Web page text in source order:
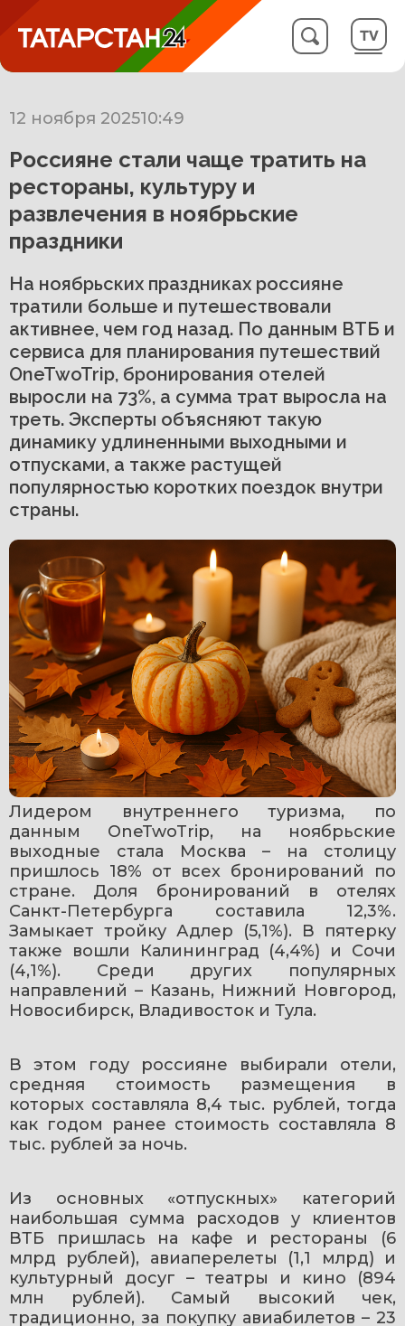
12 ноября 202510:49
Россияне стали чаще тратить на
рестораны, культуру и
развлечения в ноябрьские
праздники
На ноябрьских праздниках россияне
тратили больше и путешествовали
активнее, чем год назад. По данным ВТБ и
сервиса для планирования путешествий
OneTwoTrip, бронирования отелей
выросли на 73%, а сумма трат выросла на
треть. Эксперты объясняют такую
динамику удлиненными выходными и
отпусками, а также растущей
популярностью коротких поездок внутри
страны.
Лидером внутреннего туризма, по
данным OneTwoTrip, на ноябрьские
выходные стала Москва – на столицу
пришлось 18% от всех бронирований по
стране. Доля бронирований в отелях
Санкт-Петербурга составила 12,3%.
Замыкает тройку Адлер (5,1%). В пятерку
также вошли Калининград (4,4%) и Сочи
(4,1%). Среди других популярных
направлений – Казань, Нижний Новгород,
Новосибирск, Владивосток и Тула.
В этом году россияне выбирали отели,
средняя стоимость размещения в
которых составляла 8,4 тыс. рублей, тогда
как годом ранее стоимость составляла 8
тыс. рублей за ночь.
Из основных «отпускных» категорий
наибольшая сумма расходов у клиентов
ВТБ пришлась на кафе и рестораны (6
млрд рублей), авиаперелеты (1,1 млрд) и
культурный досуг – театры и кино (894
млн рублей). Самый высокий чек,
традиционно, за покупку авиабилетов – 23